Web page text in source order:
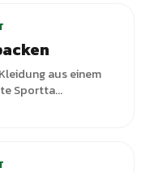
aus einem
Sportta...